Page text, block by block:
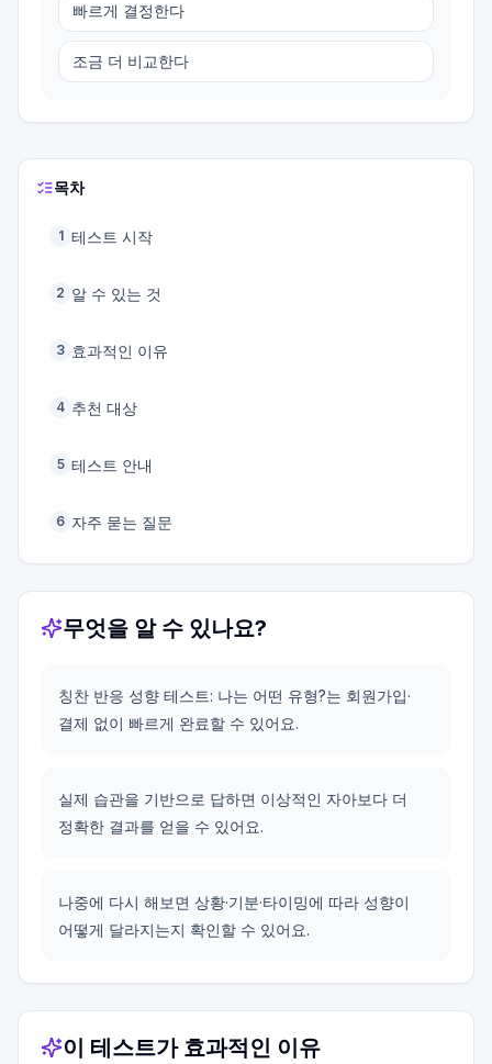
빠르게 결정한다
조금 더 비교한다
목차
1 테스트 시작
2 알 수 있는 것
3 효과적인 이유
4 추천 대상
5 테스트 안내
6 자주 묻는 질문
무엇을 알 수 있나요?
칭찬 반응 성향 테스트: 나는 어떤 유형?는 회원가입·
결제 없이 빠르게 완료할 수 있어요.
실제 습관을 기반으로 답하면 이상적인 자아보다 더
정확한 결과를 얻을 수 있어요.
나중에 다시 해보면 상황·기분·타이밍에 따라 성향이
어떻게 달라지는지 확인할 수 있어요.
이 테스트가 효과적인 이유